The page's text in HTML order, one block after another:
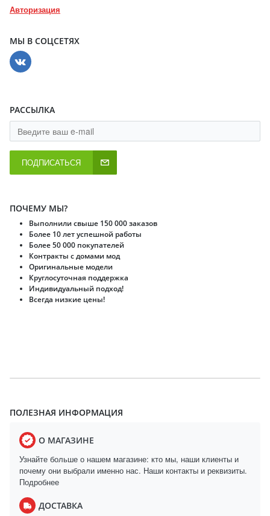
Авторизация
МЫ В СОЦСЕТЯХ
РАССЫЛКА
ПОДПИСАТЬСЯ
ПОЧЕМУ МЫ?
Выполнили свыше 150 000 заказов
Более 10 лет успешной работы
Более 50 000 покупателей
Контракты с домами мод
Оригинальные модели
Круглосуточная поддержка
Индивидуальный подход!
Всегда низкие цены!
ПОЛЕЗНАЯ ИНФОРМАЦИЯ
О МАГАЗИНЕ
Узнайте больше о нашем магазине: кто мы, наши клиенты и
почему они выбрали именно нас. Наши контакты и реквизиты.
Подробнее
ДОСТАВКА